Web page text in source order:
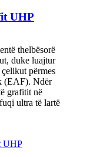
UHP
thelbësorë
duke luajtur
përmes
(EAF). Ndër
grafitit në
ultra të lartë